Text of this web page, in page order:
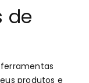
de
produtos e